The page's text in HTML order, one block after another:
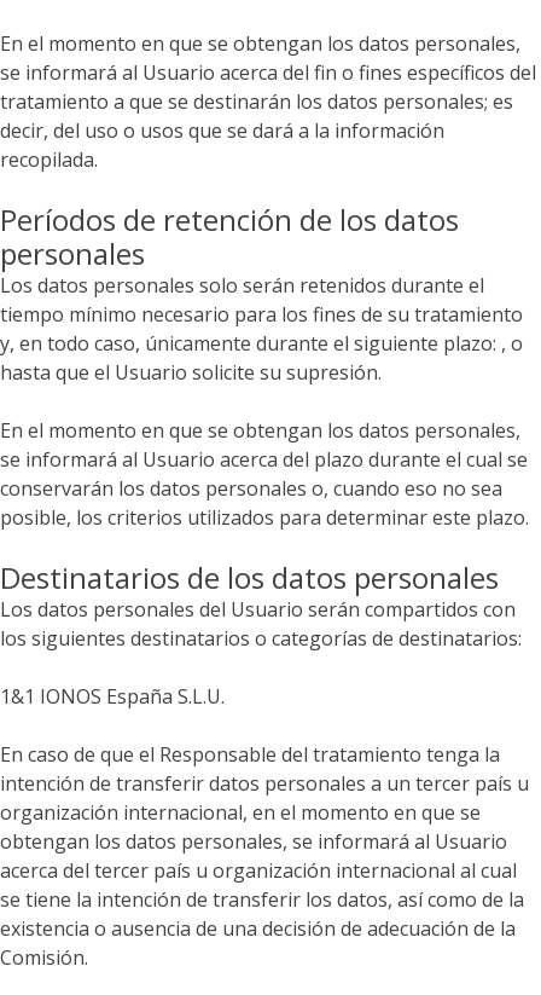
En el momento en que se obtengan los datos personales,
se informará al Usuario acerca del fin o fines específicos del
tratamiento a que se destinarán los datos personales; es
decir, del uso o usos que se dará a la información
recopilada.
Períodos de retención de los datos
personales
Los datos personales solo serán retenidos durante el
tiempo mínimo necesario para los fines de su tratamiento
y, en todo caso, únicamente durante el siguiente plazo: , o
hasta que el Usuario solicite su supresión.
En el momento en que se obtengan los datos personales,
se informará al Usuario acerca del plazo durante el cual se
conservarán los datos personales o, cuando eso no sea
posible, los criterios utilizados para determinar este plazo.
Destinatarios de los datos personales
Los datos personales del Usuario serán compartidos con
los siguientes destinatarios o categorías de destinatarios:
1&1 IONOS España S.L.U.
En caso de que el Responsable del tratamiento tenga la
intención de transferir datos personales a un tercer país u
organización internacional, en el momento en que se
obtengan los datos personales, se informará al Usuario
acerca del tercer país u organización internacional al cual
se tiene la intención de transferir los datos, así como de la
existencia o ausencia de una decisión de adecuación de la
Comisión.